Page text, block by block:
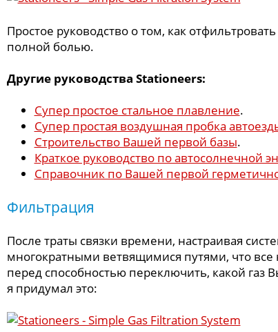
Простое руководство о том, как
полной болью.
Другие руководства Stationeers:
Супер простое стальное плавление.
Супер простая воздушная пробка
Строительство Вашей первой базы.
Краткое руководство по автосолнечной
Справочник по Вашей первой
Фильтрация
После траты связки времени, настраивая
многократными ветвящимися путями, что
перед способностью переключить, какой газ
я придумал это: